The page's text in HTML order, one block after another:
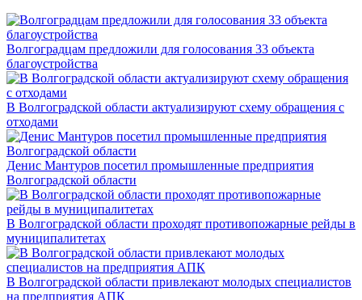
Волгоградцам предложили для голосования 33 объекта
благоустройства
В Волгоградской области актуализируют схему обращения с
отходами
Денис Мантуров посетил промышленные предприятия
Волгоградской области
В Волгоградской области проходят противопожарные рейды в
муниципалитетах
В Волгоградской области привлекают молодых специалистов
на предприятия АПК